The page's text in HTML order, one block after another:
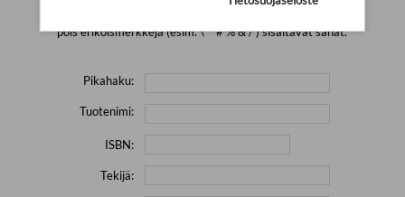
pois erikoismerkkejä (esim. \' " # % & / ) sisältävät sanat.
Pikahaku:
Tuotenimi:
ISBN:
Tekijä: